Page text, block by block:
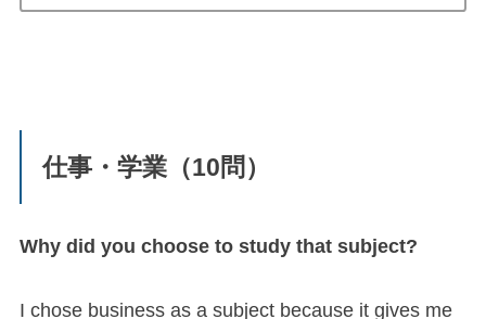
仕事・学業（10問）
Why did you choose to study that subject?
I chose business as a subject because it gives me